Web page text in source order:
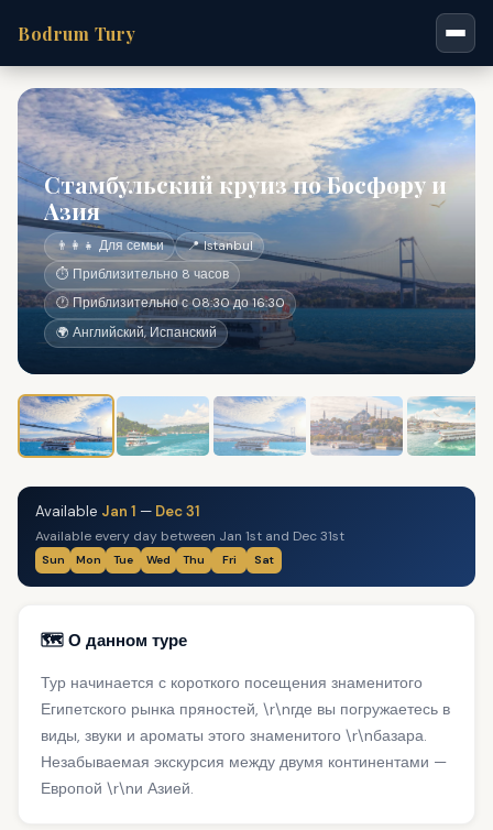
Bodrum Tury
Стамбульский круиз по Босфору и
Азия
👨‍👩‍👧 Для семьи
📍 Istanbul
⏱ Приблизительно 8 часов
🕐 Приблизительно с 08:30 до 16:30
🌍 Английский, Испанский
Available Jan 1 — Dec 31
Available every day between Jan 1st and Dec 31st
Sun Mon Tue Wed Thu Fri Sat
🗺️ О данном туре
Тур начинается с короткого посещения знаменитого
Египетского рынка пряностей, \r\nгде вы погружаетесь в
виды, звуки и ароматы этого знаменитого \r\nбазара.
Незабываемая экскурсия между двумя континентами —
Европой \r\nи Азией.